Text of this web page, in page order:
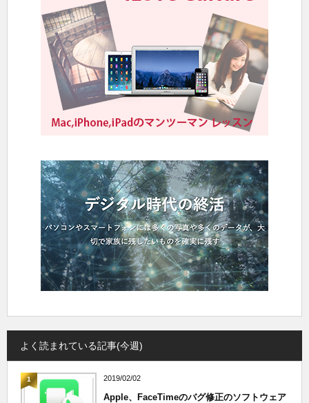
よく読まれている記事(今週)
1 2019/02/02
Apple、FaceTimeのバグ修正のソフトウェア